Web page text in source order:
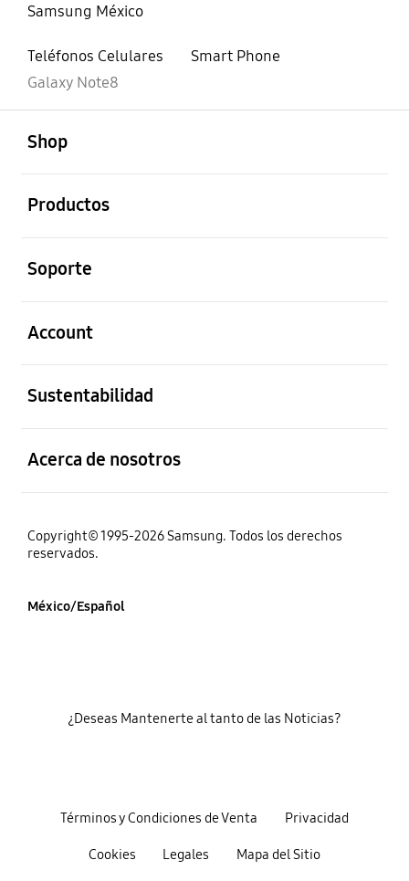
Samsung México
Teléfonos Celulares
Smart Phone
Galaxy Note8
Shop
Productos
Soporte
Account
Sustentabilidad
Acerca de nosotros
Copyright© 1995-2026 Samsung. Todos los derechos
reservados.
México/Español
Términos y Condiciones de Venta Privacidad
Cookies Legales Mapa del Sitio
¿Deseas Mantenerte al tanto de las Noticias?